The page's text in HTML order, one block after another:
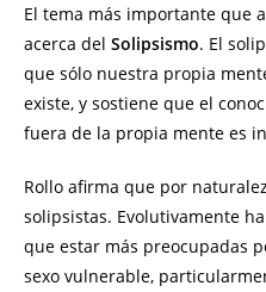
El tema más importante que
acerca del Solipsismo. El
que sólo nuestra propia
existe, y sostiene que el
fuera de la propia mente es
Rollo afirma que por
solipsistas. Evolutivamente
que estar más preocupadas
sexo vulnerable,